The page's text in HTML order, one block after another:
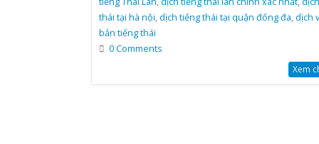
thái tại hà nội,dịch tiếng thái tại quận đống đa,dịch
bản tiếng thái
0 Comments
Xem